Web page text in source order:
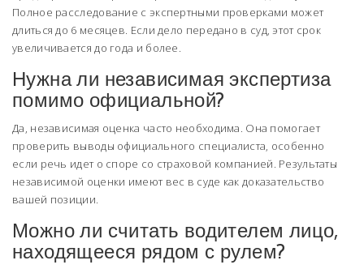
Полное расследование с экспертными проверками может
длиться до 6 месяцев. Если дело передано в суд, этот срок
увеличивается до года и более.
Нужна ли независимая экспертиза
помимо официальной?
Да, независимая оценка часто необходима. Она помогает
проверить выводы официального специалиста, особенно
если речь идет о споре со страховой компанией. Результаты
независимой оценки имеют вес в суде как доказательство
вашей позиции.
Можно ли считать водителем лицо,
находящееся рядом с рулем?